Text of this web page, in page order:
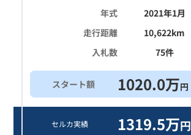
年式
2021年1月
走行距離
10,622km
入札数
75件
スタート額 1020.0万円
セルカ実績 1319.5万円